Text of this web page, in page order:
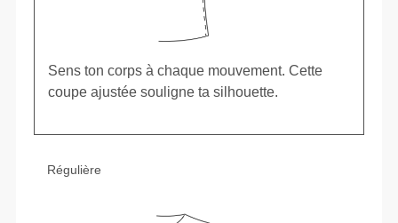
Sens ton corps à chaque mouvement. Cette
coupe ajustée souligne ta silhouette.
Régulière